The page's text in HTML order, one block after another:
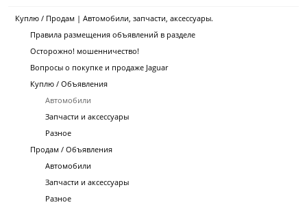
Куплю / Продам | Автомобили, запчасти, аксессуары.
Правила размещения объявлений в разделе
Осторожно! мошенничество!
Вопросы о покупке и продаже Jaguar
Куплю / Объявления
Автомобили
Запчасти и аксессуары
Разное
Продам / Объявления
Автомобили
Запчасти и аксессуары
Разное